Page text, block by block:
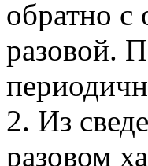
обратно с
разовой.
2. Из
разовом